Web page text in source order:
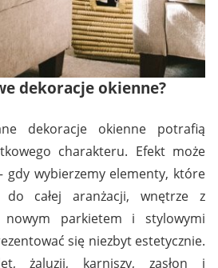
dekoracje okienne?
dekoracje okienne potrafią
charakteru. Efekt może
gdy wybierzemy elementy, które
całej aranżacji, wnętrze z
nowym parkietem i stylowymi
się niezbyt estetycznie.
żaluzji, karniszy, zasłon i